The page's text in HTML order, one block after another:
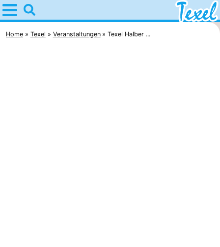
Home
Texel
Home Texel Veranstaltungen Texel Halber ...